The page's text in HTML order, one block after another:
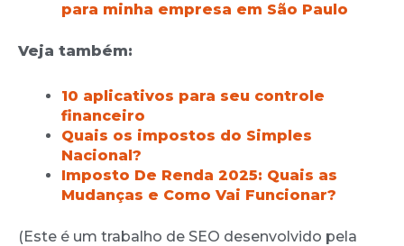
para minha empresa em São Paulo
Veja também:
10 aplicativos para seu controle
financeiro
Quais os impostos do Simples
Nacional?
Imposto De Renda 2025: Quais as
Mudanças e Como Vai Funcionar?
(Este é um trabalho de SEO desenvolvido pela